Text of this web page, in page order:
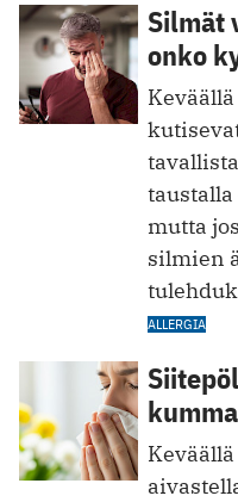
Silmät
onko
mutta
silmien
ALLERGIA